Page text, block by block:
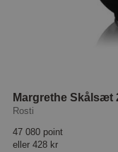
Margrethe Skålsæt
Rosti
47 080 point
eller 428 kr